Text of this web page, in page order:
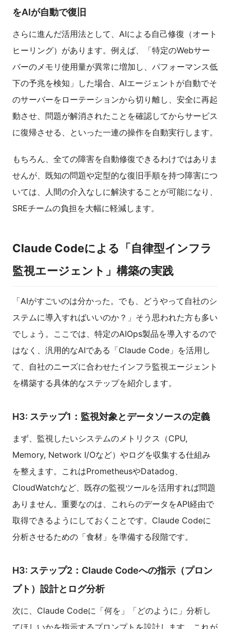
をAIが自動で復旧
さらに進んだ活用法として、AIによる自己修復（オート
ヒーリング）があります。例えば、「特定のWebサー
バーのメモリ使用量が異常に増加し、パフォーマンス低
下の予兆を検知」した場合、AIエージェントが自動でそ
のサーバーをローテーションから切り離し、安全に再起
動させ、問題が解消されたことを確認してからサービス
に復帰させる、といった一連の操作を自動実行します。
もちろん、全ての障害を自動修復できるわけではありま
せんが、既知の問題や定型的な復旧手順を持つ障害につ
いては、人間の介入なしに解決することが可能になり、
SREチームの負担を大幅に軽減します。
Claude Codeによる「自律型インフラ
監視エージェント」構築の実践
「AIがすごいのは分かった。でも、どうやって自社のシ
ステムに導入すればいいのか？」そう思われた方も多い
でしょう。ここでは、特定のAIOps製品を導入するので
はなく、汎用的なAIである「Claude Code」を活用し
て、自社のニーズに合わせたインフラ監視エージェント
を構築する具体的なステップを紹介します。
H3: ステップ1：監視対象とデータソースの定義
まず、監視したいシステムのメトリクス（CPU,
Memory, Network I/Oなど）やログを収集する仕組み
を整えます。これはPrometheusやDatadog、
CloudWatchなど、既存の監視ツールを活用すれば問題
ありません。重要なのは、これらのデータをAPI経由で
取得できるようにしておくことです。Claude Codeに
分析させるための「食材」を準備する段階です。
H3: ステップ2：Claude Codeへの指示（プロン
プト）設計とログ分析
次に、Claude Codeに「何を」「どのように」分析し